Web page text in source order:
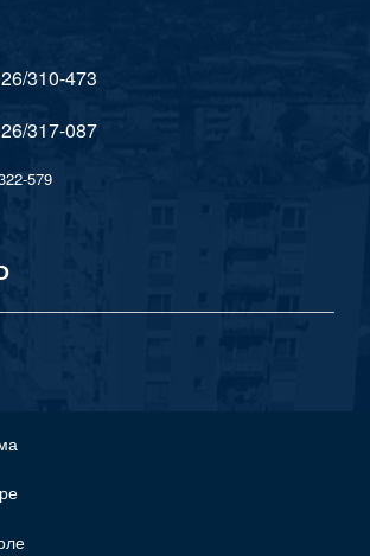
310-473
317-087
579